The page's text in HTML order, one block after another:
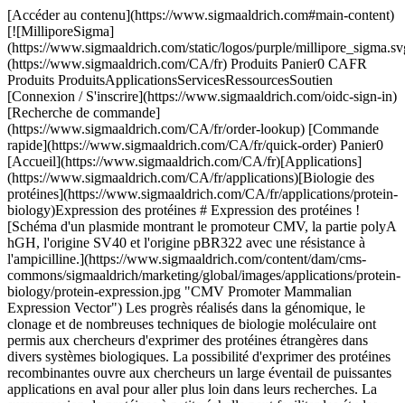
[Accéder au contenu](https://www.sigmaaldrich.com#main-content) [![MilliporeSigma](https://www.sigmaaldrich.com/static/logos/purple/millipore_sigma.svg)](https://www.sigmaaldrich.com/CA/fr) Produits Panier0 CAFR Produits ProduitsApplicationsServicesRessourcesSoutien [Connexion / S'inscrire](https://www.sigmaaldrich.com/oidc-sign-in) [Recherche de commande](https://www.sigmaaldrich.com/CA/fr/order-lookup) [Commande rapide](https://www.sigmaaldrich.com/CA/fr/quick-order) Panier0 [Accueil](https://www.sigmaaldrich.com/CA/fr)[Applications](https://www.sigmaaldrich.com/CA/fr/applications)[Biologie des protéines](https://www.sigmaaldrich.com/CA/fr/applications/protein-biology)Expression des protéines # Expression des protéines ![Schéma d'un plasmide montrant le promoteur CMV, la partie polyA hGH, l'origine SV40 et l'origine pBR322 avec une résistance à l'ampicilline.](https://www.sigmaaldrich.com/content/dam/cms-commons/sigmaaldrich/marketing/global/images/applications/protein-biology/protein-expression.jpg "CMV Promoter Mammalian Expression Vector") Les progrès réalisés dans la génomique, le clonage et de nombreuses techniques de biologie moléculaire ont permis aux chercheurs d'exprimer des protéines étrangères dans divers systèmes biologiques. La possibilité d'exprimer des protéines recombinantes ouvre aux chercheurs un large éventail de puissantes applications en aval pour aller plus loin dans leurs recherches. La surexpression de protéines à petite échelle peut faciliter les études visant à élucider la fonction des protéines, tandis que la production de protéines à grande échelle est essentielle à la fabrication des enzymes, des anticorps et des vaccins. Tant dans le cas des systèmes d'expression à petite échelle qu'à grande échelle, il est très important de déterminer les conditions optimales de croissance cellulaire et d'expression des protéines. Indépendamment de la nature procaryote ou eucaryote du système d'expression requis pour les modifications post-traductionnelles, c'est le type de cellule qui déterminera en grande partie les outils et les réactifs nécessaires à l'expression optimale des protéines. * * * ## Produits apparentés Slide 1 of 18 1 of 5 [![Peptide 3X FLAG® lyophilized powder](https://www.sigmaaldrich.com/deepweb/assets/sigmaaldrich/product/images/380/389/7311ac39-eb2b-421f-8427-42e30ad0d4cc/640/7311ac39-eb2b-421f-8427-42e30ad0d4cc.jpg) \ Sigma-Aldrich \ F4799 \ Peptide 3X FLAG®](https://www.sigmaaldrich.com/CA/fr/product/sigma/f4799) Aperçu rapide [![Peptide FLAG® lyophilized powder](https://www.sigmaaldrich.com/deepweb/assets/sigmaaldrich/product/structures/177/241/6f165571-87a4-4d9d-8563-4d5aa2523be7/640/6f165571-87a4-4d9d-8563-4d5aa2523be7.png) \ Millipore \ F3290 \ Peptide FLAG®](https://www.sigmaaldrich.com/CA/fr/product/sigma/f3290) Aperçu rapide [![pSF-TAC-NH2-FLAG plasmid vector for molecular cloning](https://www.sigmaaldrich.com/deepweb/assets/sigmaaldrich/product/images/787/643/2dd8d91a-afc8-4aed-bc95-ba52a6470902/640/2dd8d91a-afc8-4aed-bc95-ba52a6470902.jpg) \ Sigma-Aldrich \ OGS632 \ pSF-TAC-NH2-FLAG](https://www.sigmaaldrich.com/CA/fr/product/sigma/ogs632) Aperçu rapide [![pSF-TAC-NH2-OmpA-COOH-FLAG plasmid vector for molecular cloning](https://www.sigmaaldrich.com/deepweb/assets/sigmaaldrich/product/images/371/940/66a88aaf-3c62-470f-8ab2-594a9798c226/640/66a88aaf-3c62-470f-8ab2-594a9798c226.jpg) \ Sigma-Aldrich \ OGS635 \ pSF-TAC-NH2-OmpA-COOH-FLAG](https://www.sigmaaldrich.com/CA/fr/product/sigma/ogs635) Aperçu rapide [![pSF-CMV-NH2-PPT-3XFLAG-COOH-Cmyc plasmid vector for molecular cloning](https://www.sigmaaldrich.com/deepweb/assets/sigmaaldrich/product/images/172/092/882627d4-30f4-4950-8e3b-acb21a6e893c/640/882627d4-30f4-4950-8e3b-acb21a6e893c.jpg) \ Sigma-Aldrich \ OGS622 \ pSF-CMV-NH2-PPT-3XFLAG-COOH-Cmyc](https://www.sigmaaldrich.com/CA/fr/product/sigma/ogs622) Aperçu rapide [![pSF-CMV-NEO-NH2-PPT-FLAG plasmid vector for molecular cloning](https://www.sigmaaldrich.com/deepweb/assets/sigmaaldrich/product/images/172/092/882627d4-30f4-4950-8e3b-acb21a6e893c/640/882627d4-30f4-4950-8e3b-acb21a6e893c.jpg) \ Sigma-Aldrich \ OGS624 \ pSF-CMV-NEO-NH2-PPT-FLAG](https://www.sigmaaldrich.com/CA/fr/product/sigma/ogs624) Aperçu rapide [![Gel d’agarose d’affinité ANTI-FLAG® M1](https://www.sigmaaldrich.com/deepweb/assets/sigmaaldrich/product/images/928/333/e8ad2a3e-b605-4ed0-a438-113faf8f78ce/640/e8ad2a3e-b605-4ed0-a438-113faf8f78ce.jpg) \ Millipore \ A4596 \ Gel d′agarose d′affinité ANTI-FLAG® M1](https://www.sigmaaldrich.com/CA/fr/product/sigma/a4596) Aperçu rapide [![Billes magnétiques Anti-FLAG® M2 affinity isolated antibody](https://www.sigmaaldrich.com/deepweb/assets/sigmaaldrich/product/images/235/147/235a2685-e5f0-44f0-b89f-9e6abf50f1c5/640/235a2685-e5f0-44f0-b89f-9e6abf50f1c5.jpg) \ Millipore \ M8823 \ Billes magnétiques Anti-FLAG® M2](https://www.sigmaaldrich.com/CA/fr/product/sigma/m8823) Aperçu rapide [![FLAG® HA Tandem Affinity Purification Kit](https://www.sigmaaldrich.com/deepweb/assets/sigmaaldrich/product/images/386/845/85ab5baa-4fea-448b-8698-c9f3c16381bd/640/85ab5baa-4fea-448b-8698-c9f3c16381bd.jpg) \ Millipore \ TP0010 \ FLAG® HA Tandem Affinity Purification Kit](https://www.sigmaaldrich.com/CA/fr/product/sigma/tp0010) Aperçu rapide [![FLAG® M Purification Kit For Mammalian expression systems.](https://www.sigmaaldrich.com/deepweb/assets/sigmaaldrich/product/images/421/576/c28eacfd-947c-4487-b604-59c3913a0793/640/c28eacfd-947c-4487-b604-59c3913a0793.jpg) \ Millipore \ CELLMM2 \ FLAG® M Purification Kit](https://www.sigmaaldrich.com/CA/fr/product/sigma/cellmm2) Aperçu rapide [![Amino-terminal FLAG-BAP™ Fusion Protein](https://www.sigmaaldrich.com/deepweb/assets/sigmaaldrich/product/images/199/310/bca65347-1198-4eb6-a549-7ff5501be8ba/640/bca65347-1198-4eb6-a549-7ff5501be8ba.jpg) \ Sigma-Aldrich \ P7582 \ Amino-terminal FLAG-BAP™ Fusion Protein](https://www.sigmaaldrich.com/CA/fr/product/sigma/p7582) Aperçu rapide [![Carboxy-terminal FLAG-BAP™ Fusion Protein](https://www.sigmaaldrich.com/deepweb/assets/sigmaaldrich/product/images/199/310/bca65347-1198-4eb6-a549-7ff5501be8ba/640/bca65347-1198-4eb6-a549-7ff5501be8ba.jpg) \ Sigma-Aldrich \ P7457 \ Carboxy-terminal FLAG-BAP™ Fusion Protein](https://www.sigmaaldrich.com/CA/fr/product/sigma/p7457) Aperçu rapide [![HIS-Select® Nickel Magnetic Agarose Beads](https://www.sigmaaldrich.com/deepweb/assets/sigmaaldrich/product/images/235/147/235a2685-e5f0-44f0-b89f-9e6abf50f1c5/640/235a2685-e5f0-44f0-b89f-9e6abf50f1c5.jpg) \ Millipore \ H9914 \ HIS-Select® Nickel Magnetic Agarose Beads](https://www.sigmaaldrich.com/CA/fr/product/sigma/h9914) Aperçu rapide [![Gel d’affinité au nickel HIS-Select® (1:1 suspension in a 20% ethanol solution)](https://www.sigmaaldrich.com/deepweb/assets/sigmaaldrich/product/images/703/628/ec8d1f65-00d7-4905-8d81-70491d46ca09/640/ec8d1f65-00d7-4905-8d81-70491d46ca09.jpg) \ Millipore \ P6611 \ Gel d′affinité au nickel HIS-Select®](https://www.sigmaaldrich.com/CA/fr/product/sigma/p6611) Aperçu rapide [![Gel d’affinité anti-HA EZview™ Rouge](https://www.sigmaaldrich.com/deepweb/assets/sigmaaldrich/product/images/323/221/9e3aeb62-c1ab-4ce6-87cd-6921482f7d78/640/9e3aeb62-c1ab-4ce6-87cd-6921482f7d78.jpg) \ Millipore \ E6779 \ Gel d′affinité anti-HA EZview™ Rouge](https://www.sigmaaldrich.com/CA/fr/product/sigma/e6779) Aperçu rapide [![Gel d’affinité ANTI-FLAG® M2 EZview™ Rouge clone M2](https://www.sigmaaldrich.com/deepweb/assets/sigmaaldrich/product/images/323/221/9e3aeb62-c1ab-4ce6-87cd-6921482f7d78/640/9e3aeb62-c1ab-4ce6-87cd-6921482f7d78.jpg) \ Millipore \ F2426 \ Gel d′affinité ANTI-FLAG® M2 EZview™ Rouge](https://www.sigmaaldrich.com/CA/fr/product/sigma/f2426) Aperçu rapide [![HisTrap™ Fast Flow Cytiva 17-5319-01, pack of 5 × 1 mL](https://www.sigmaaldrich.com/deepweb/assets/sigmaaldrich/product/images/276/619/dab7428c-2fbe-4fe6-921e-d414abf68f25/640/dab7428c-2fbe-4fe6-921e-d414abf68f25.jpg) \ GE17-5319-01 \ HisTrap™ Fast Flow](https://www.sigmaaldrich.com/CA/fr/product/sigma/ge17531901) Aperçu rapide [![Ni Sepharose™ Excel Cytiva 17-3712-02, pack of 100 mL](https://www.sigmaaldrich.com/deepweb/assets/sigmaaldrich/product/images/145/786/761bcb67-2391-46a1-b9b4-f174c88f7efe/640/761bcb67-2391-46a1-b9b4-f174c88f7efe.jpg) \ GE17-3712-02 \ Ni Sepharose™ Excel](https://www.sigmaaldrich.com/CA/fr/product/sigma/ge17371202) Aperçu rapide * * * ## Catégories à la une [![Vue rapprochée d'un environnement de laboratoire. L'image est centrée sur une pipette bleue versant une gouttelette dans un petit récipient en verre partiellement rempli d'un liquide de couleur rose. L'arrière-plan, flou, suggère la présence de divers autres instruments ou contenants de laboratoire.](https://www.sigmaaldrich.com/content/dam/cms-commons/sigmaaldrich/marketing/global/images/categories/protein-sample-prep/flag-purification.jpg "Purification des protéines")](https://www.sigmaaldrich.com/CA/fr/products/protein-biology/protein-sample-prep/flag-purification) [Purification par étiquette FLAG®](https://www.sigmaaldrich.com/CA/fr/products/protein-biology/protein-sample-prep/flag-purification) Vecteurs d'expression, résines d'affinité et anticorps pour l'expression, la purification et la détection des protéines de fusion à étiquette FLAG®. [Commander des produits](https://www.sigmaaldrich.com/CA/fr/products/protein-biology/protein-sample-prep/flag-purification) [![Collection de flacons en verre ambré de différentes tailles, portant une étiquette blanche avec du texte bleu, sur un fond jaune.](https://www.sigmaaldrich.com/content/dam/cms-commons/sigmaaldrich/marketing/global/images/categories/labware/cytiva-ls-separation.jpg "Milieux de séparation cellulaire")](https://www.sigmaaldrich.com/CA/fr/products/labware/labware-partners/cytiva) [Cytiva™](https://www.sigmaaldrich.com/CA/f